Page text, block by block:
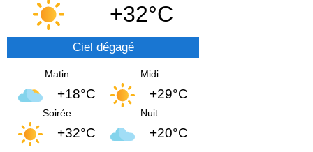
+32°C
Ciel dégagé
Matin
+18°C
Midi
+29°C
Soirée
+32°C
Nuit
+20°C